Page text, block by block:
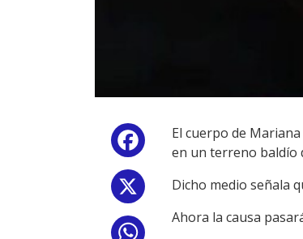
Facebook
El cuerpo de
en un terreno baldío
Dicho medio señala
Ahora la causa